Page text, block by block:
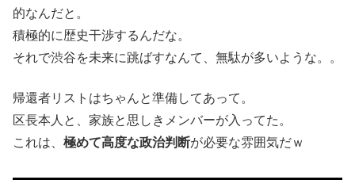
的なんだと。
積極的に歴史干渉するんだな。
それで渋谷を未来に跳ばすなんて、無駄が多いような。。
帰還者リストはちゃんと準備してあって。
区長本人と、家族と思しきメンバーが入ってた。
これは、 極めて高度な政治判断が必要な雰囲気だｗ